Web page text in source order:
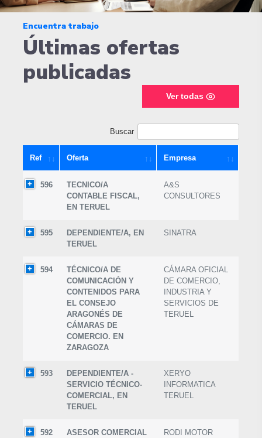
Encuentra trabajo
Últimas ofertas
publicadas
Ver todas
Buscar
Ref Oferta Empresa
596
TECNICO/A
CONTABLE FISCAL,
EN TERUEL
A&S
CONSULTORES
595
DEPENDIENTE/A, EN
TERUEL
SINATRA
594
TÉCNICO/A DE
COMUNICACIÓN Y
CONTENIDOS PARA
EL CONSEJO
ARAGONÉS DE
CÁMARAS DE
COMERCIO. EN
ZARAGOZA
CÁMARA OFICIAL
DE COMERCIO,
INDUSTRIA Y
SERVICIOS DE
TERUEL
593
DEPENDIENTE/A -
SERVICIO TÉCNICO-
COMERCIAL, EN
TERUEL
XERYO
INFORMATICA
TERUEL
592
ASESOR COMERCIAL
RODI MOTOR